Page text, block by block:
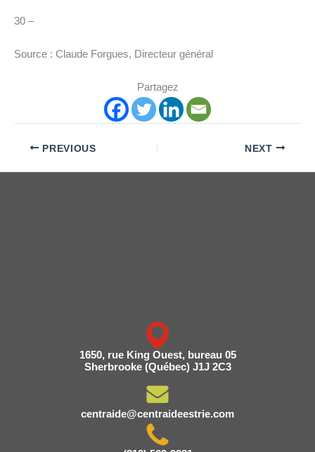
30 –
Source : Claude Forgues, Directeur général
Partagez
PREVIOUS NEXT
1650, rue King Ouest, bureau 05
Sherbrooke (Québec) J1J 2C3
centraide@centraideestrie.com